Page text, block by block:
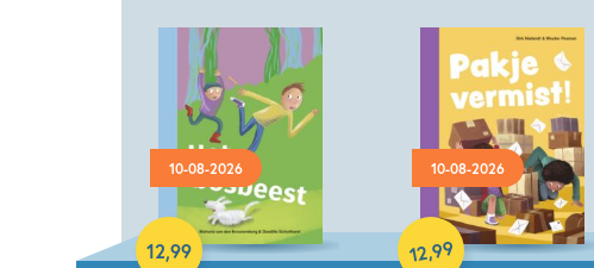
10-08-2026
12,99
Hardcover
10-08-2026
12,99
Hardcover